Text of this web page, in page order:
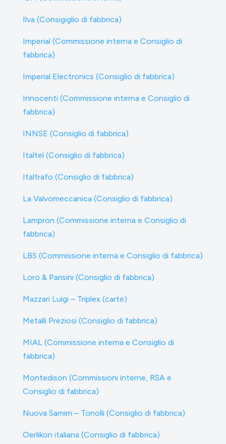
Ilva (Consigiglio di fabbrica)
Imperial (Commissione interna e Consiglio di
fabbrica)
Imperial Electronics (Consiglio di fabbrica)
Innocenti (Commissione interna e Consiglio di
fabbrica)
INNSE (Consiglio di fabbrica)
Italtel (Consiglio di fabbrica)
Italtrafo (Consiglio di fabbrica)
La Valvomeccanica (Consiglio di fabbrica)
Lampron (Commissione interna e Consiglio di
fabbrica)
LBS (Commissione interna e Consiglio di fabbrica)
Loro & Parisini (Consiglio di fabbrica)
Mazzari Luigi – Triplex (carte)
Metalli Preziosi (Consiglio di fabbrica)
MIAL (Commissione interna e Consiglio di
fabbrica)
Montedison (Commissioni interne, RSA e
Consiglio di fabbrica)
Nuova Samim – Tonolli (Consiglio di fabbrica)
Oerlikon italiana (Consiglio di fabbrica)